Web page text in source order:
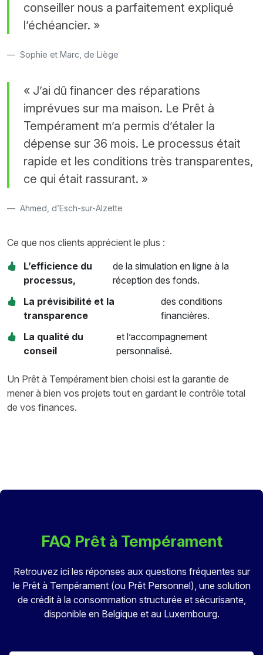
conseiller nous a parfaitement expliqué
l’échéancier. »
Sophie et Marc, de Liège
« J’ai dû financer des réparations
imprévues sur ma maison. Le Prêt à
Tempérament m’a permis d’étaler la
dépense sur 36 mois. Le processus était
rapide et les conditions très transparentes,
ce qui était rassurant. »
Ahmed, d’Esch-sur-Alzette
Ce que nos clients apprécient le plus :
L’efficience du
processus,
de la simulation en ligne à la
réception des fonds.
La prévisibilité et la
transparence
des conditions
financières.
La qualité du
conseil
et l’accompagnement
personnalisé.
Un Prêt à Tempérament bien choisi est la garantie de
mener à bien vos projets tout en gardant le contrôle total
de vos finances.
FAQ Prêt à Tempérament
Retrouvez ici les réponses aux questions fréquentes sur
le Prêt à Tempérament (ou Prêt Personnel), une solution
de crédit à la consommation structurée et sécurisante,
disponible en Belgique et au Luxembourg.